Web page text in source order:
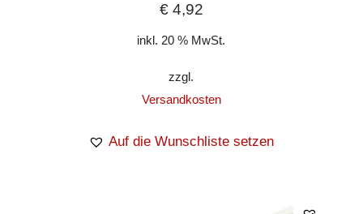
€4,92
inkl. 20 % MwSt.
zzgl.
Versandkosten
Auf die Wunschliste setzen